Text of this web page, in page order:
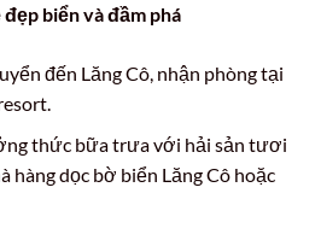
đẹp biển và đầm phá
đến Lăng Cô, nhận phòng tại
thức bữa trưa với hải sản tươi
hàng dọc bờ biển Lăng Cô hoặc